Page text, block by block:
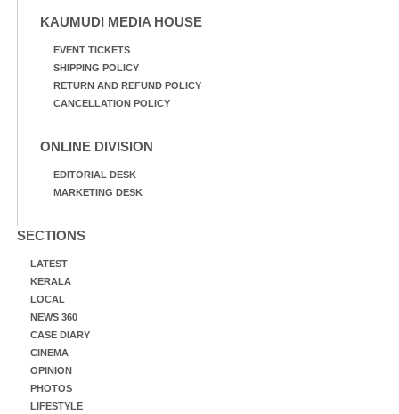
KAUMUDI MEDIA HOUSE
EVENT TICKETS
SHIPPING POLICY
RETURN AND REFUND POLICY
CANCELLATION POLICY
ONLINE DIVISION
EDITORIAL DESK
MARKETING DESK
SECTIONS
LATEST
KERALA
LOCAL
NEWS 360
CASE DIARY
CINEMA
OPINION
PHOTOS
LIFESTYLE